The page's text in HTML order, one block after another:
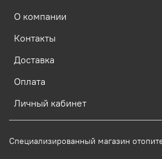
О компании
Контакты
Доставка
Оплата
Личный кабинет
Специализированный магазин